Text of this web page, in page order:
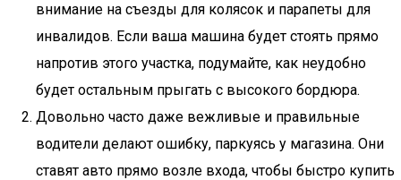
внимание на съезды для колясок и парапеты для
инвалидов. Если ваша машина будет стоять прямо
напротив этого участка, подумайте, как неудобно
будет остальным прыгать с высокого бордюра.
Довольно часто даже вежливые и правильные
водители делают ошибку, паркуясь у магазина. Они
ставят авто прямо возле входа, чтобы быстро купить